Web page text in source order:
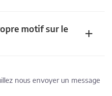
motif sur le
nous envoyer un message